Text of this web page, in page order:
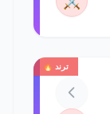
ترند 🔥